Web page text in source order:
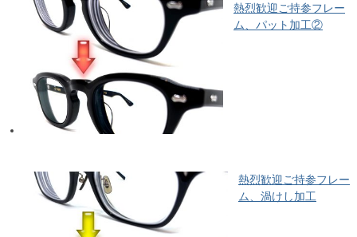
熱烈歓迎ご持参フレー
ム、パット加工②
熱烈歓迎ご持参フレー
ム、渦けし加工